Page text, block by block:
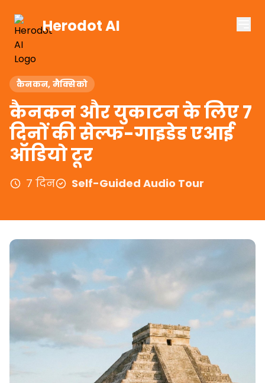
Herodot AI
कैनकन, मैक्सिको
कैनकन और युकाटन के लिए 7
दिनों की सेल्फ-गाइडेड एआई
ऑडियो टूर
7 दिन Self-Guided Audio Tour